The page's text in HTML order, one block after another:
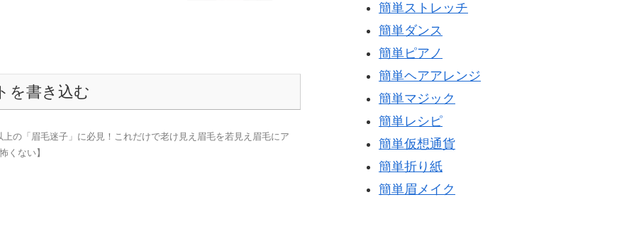
を書き込む
上の「眉毛迷子」に必見！これだけで老け見え眉毛を若見え眉毛にア
くない】
簡単ストレッチ
簡単ダンス
簡単ピアノ
簡単ヘアアレンジ
簡単マジック
簡単レシピ
簡単仮想通貨
簡単折り紙
簡単眉メイク